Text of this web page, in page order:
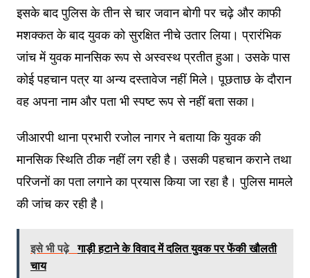
इसके बाद पुलिस के तीन से चार जवान बोगी पर चढ़े और काफी
मशक्कत के बाद युवक को सुरक्षित नीचे उतार लिया। प्रारंभिक
जांच में युवक मानसिक रूप से अस्वस्थ प्रतीत हुआ। उसके पास
कोई पहचान पत्र या अन्य दस्तावेज नहीं मिले। पूछताछ के दौरान
वह अपना नाम और पता भी स्पष्ट रूप से नहीं बता सका।
जीआरपी थाना प्रभारी रजोल नागर ने बताया कि युवक की
मानसिक स्थिति ठीक नहीं लग रही है। उसकी पहचान कराने तथा
परिजनों का पता लगाने का प्रयास किया जा रहा है। पुलिस मामले
की जांच कर रही है।
इसे भी पढ़े गाड़ी हटाने के विवाद में दलित युवक पर फेंकी खौलती
चाय